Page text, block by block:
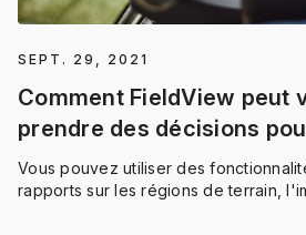
SEPT. 29, 2021
Comment FieldView peut
prendre des décisions
hybrides de l’année
Vous pouvez utiliser des
rapports sur les régions de terrain,